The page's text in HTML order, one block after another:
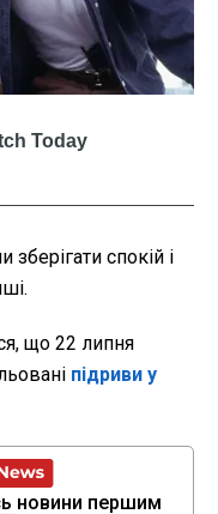
спокій і
що 22 липня
підриви у
новини першим